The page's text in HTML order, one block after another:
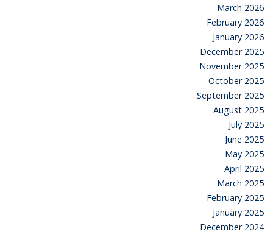
March 2026
February 2026
January 2026
December 2025
November 2025
October 2025
September 2025
August 2025
July 2025
June 2025
May 2025
April 2025
March 2025
February 2025
January 2025
December 2024